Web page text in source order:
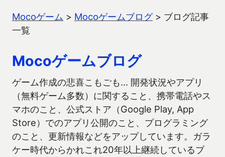
Mocoゲーム > Mocoゲームブログ> ブログ記事
一覧
Mocoゲームブログ
ゲーム作成の悲喜こもごも… 開発状況やアプリ
（無料ゲーム多数）に関すること、携帯電話やス
マホのこと、公式ストア（Google Play, App
Store）でのアプリ公開のこと、プログラミング
のこと、更新情報などをアップしています。ガラ
ケー時代からかれこれ20年以上継続しているブ